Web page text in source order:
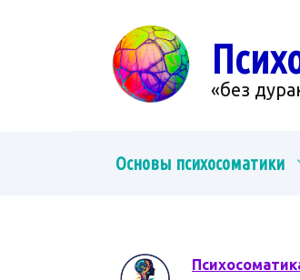
«без
Основы психосоматики